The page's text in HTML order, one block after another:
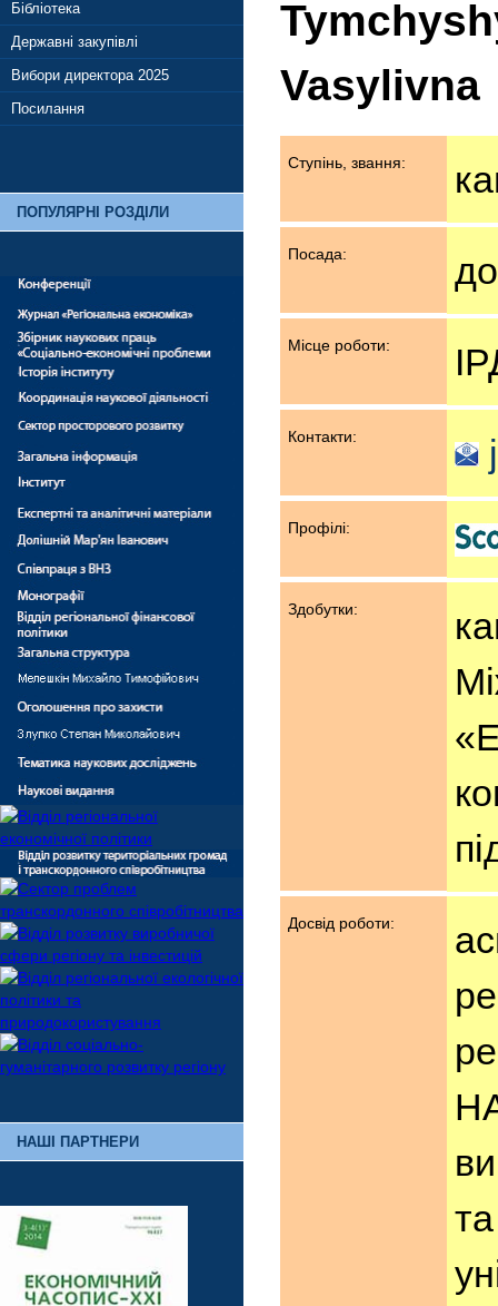
Бібліотека
Державні закупівлі
Вибори директора 2025
Посилання
ПОПУЛЯРНІ РОЗДІЛИ
НАШІ ПАРТНЕРИ
Vasylivna
Ступінь, звання:
Посада:
Місце роботи:
Контакти:
Профілі:
Здобутки:
Досвід роботи: